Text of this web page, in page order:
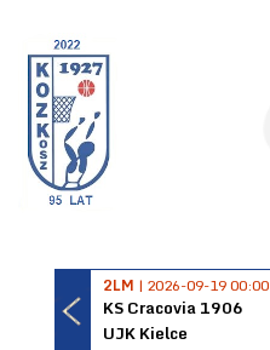
2LM | 2026-09-19 00:00
KS Cracovia 1906
UJK Kielce